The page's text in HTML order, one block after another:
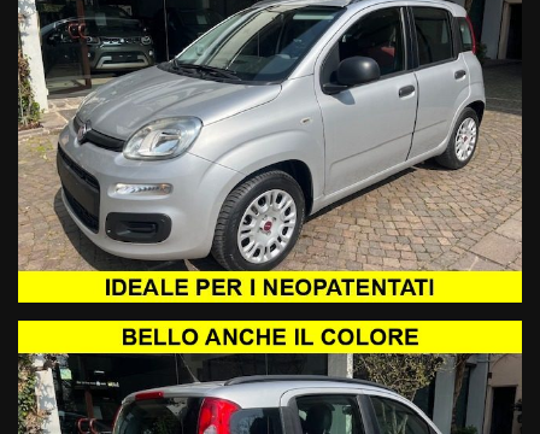
AUTOZEN SRL Via Roma 72 36027 Rosà (VI) (siamo a 5 KM da
BASSANO DEL GRAPPA) TEL 0424580063 info@autozen.eu
LA DESCRIZIONE DEL VEICOLO SI INTENDE SALVO ERRORI E
OMISSIONI.